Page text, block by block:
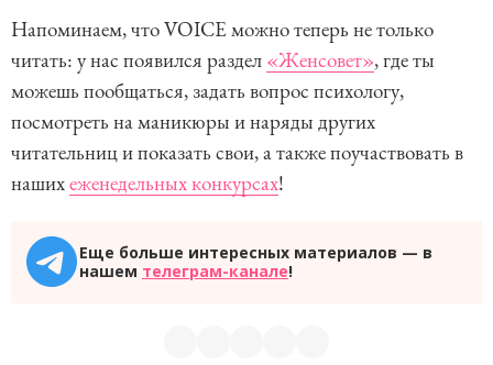
Напоминаем, что VOICE можно теперь не только
читать: у нас появился раздел «Женсовет», где ты
можешь пообщаться, задать вопрос психологу,
посмотреть на маникюры и наряды других
читательниц и показать свои, а также поучаствовать в
нашихеженедельных конкурсах!
Еще больше интересных материалов — в
нашем телеграм-канале!